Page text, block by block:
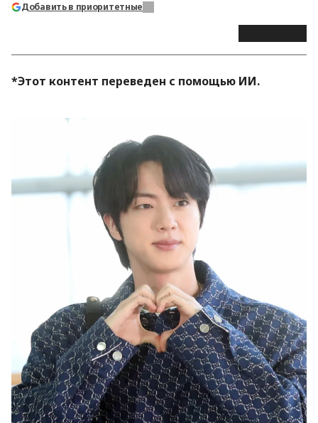
Добавить в приоритетные
*Этот контент переведен с помощью ИИ.